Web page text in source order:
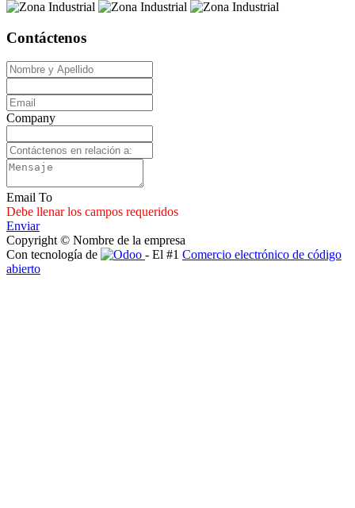
Contáctenos
Company
Email To
Debe llenar los campos requeridos
Enviar
Copyright © Nombre de la empresa
Con tecnología de
- El #1 Comercio electrónico de código
abierto